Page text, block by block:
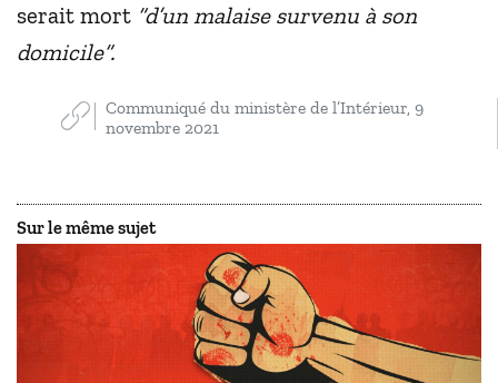
serait mort “d’un malaise survenu à son
domicile”.
Communiqué du ministère de l’Intérieur, 9
novembre 2021
Sur le même sujet